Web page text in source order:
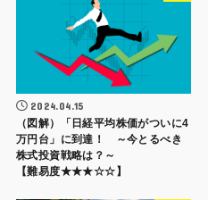
2024.04.15
（図解）「日経平均株価がついに4
万円台」に到達！ ～今とるべき
株式投資戦略は？～
【難易度★★★☆☆】